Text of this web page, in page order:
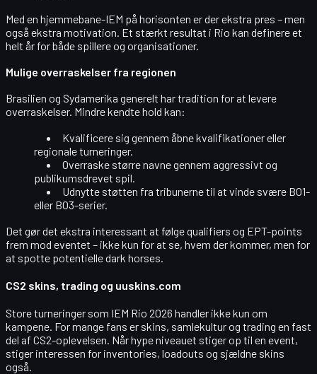
Med en hjemmebane-IEM på horisonten er der ekstra pres – men
også ekstra motivation. Et stærkt resultat i Rio kan definere et
helt år for både spillere og organisationer.
Mulige overraskelser fra regionen
Brasilien og Sydamerika generelt har tradition for at levere
overraskelser. Mindre kendte hold kan:
Kvalificere sig gennem åbne kvalifikationer eller
regionale turneringer.
Overraske større navne gennem aggressivt og
publikumsdrevet spil.
Udnytte støtten fra tribunerne til at vinde svære BO1-
eller BO3-serier.
Det gør det ekstra interessant at følge qualifiers og EPT-points
frem mod eventet – ikke kun for at se, hvem der kommer, men for
at spotte potentielle dark horses.
CS2 skins, trading og uuskins.com
Store turneringer som IEM Rio 2026 handler ikke kun om
kampene. For mange fans er skins, samlekultur og trading en fast
del af CS2-oplevelsen. Når hype niveauet stiger op til en event,
stiger interessen for inventories, loadouts og sjældne skins
også.